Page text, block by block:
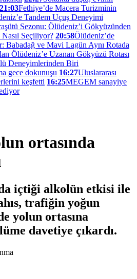
21:03Fethiye’de Macera Turizminin
Tandem Uçuş Deneyimi
Sezonu: Ölüdeniz’i Gökyüzünden
Seçiliyor? 20:58Ölüdeniz’de
Babadağ ve Mavi Lagün Aynı Rotada
Ölüdeniz’e Uzanan Gökyüzü Rotası
Deneyimlerinden Biri
gece dokunuşu 16:27Uluslararası
keşfetti 16:25MEGEM sanayiye
ortasında
içtiği alkolün etkisi ile
trafiğin yoğun
yolun ortasına
davetiye çıkardı.